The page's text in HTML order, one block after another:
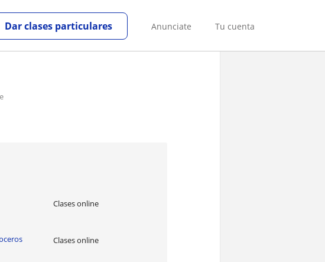
Anunciate Tu cuenta
Dar clases particulares
Clases online
Clases online